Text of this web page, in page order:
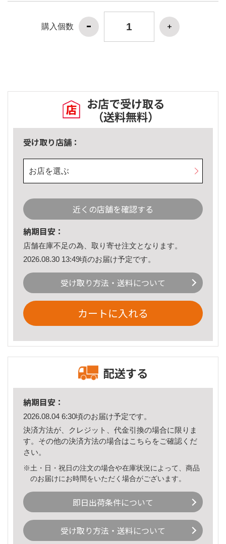
購入個数
お店で受け取る
（送料無料）
受け取り店舗：
お店を選ぶ
近くの店舗を確認する
納期目安：
店舗在庫不足の為、取り寄せ注文となります。
2026.08.30 13:49頃のお届け予定です。
受け取り方法・送料について
カートに入れる
配送する
納期目安：
2026.08.04 6:30頃のお届け予定です。
決済方法が、クレジット、代金引換の場合に限りま
す。その他の決済方法の場合はこちら をご確認くだ
さい。
※土・日・祝日の注文の場合や在庫状況によって、商品
のお届けにお時間をいただく場合がございます。
即日出荷条件について
受け取り方法・送料について